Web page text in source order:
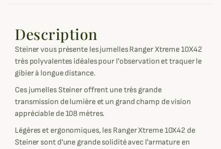
Description
Steiner vous présente les jumelles Ranger Xtreme 10X42
très polyvalentes idéales pour l'observation et traquer le
gibier à longue distance.
Ces jumelles Steiner offrent une très grande
transmission de lumière et un grand champ de vision
appréciable de 108 mètres.
Légères et ergonomiques, les Ranger Xtreme 10X42 de
Steiner sont d'une grande solidité avec l'armature en